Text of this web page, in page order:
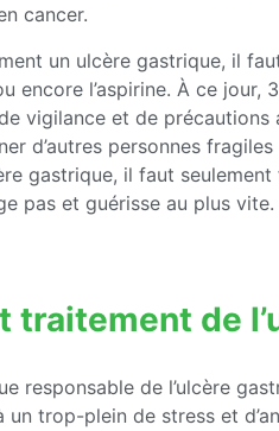
cancer.
un ulcère gastrique, il
encore l’aspirine. À ce jour,
vigilance et de précautions
d’autres personnes
gastrique, il faut
pas et guérisse au plus vite.
traitement de
responsable de l’ulcère
un trop-plein de stress et